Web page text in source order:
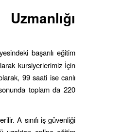
başarılı eğitim
kursiyerlerimiz İçin
99 saati ise canlı
toplam da 220
A sınıfı iş güvenliği